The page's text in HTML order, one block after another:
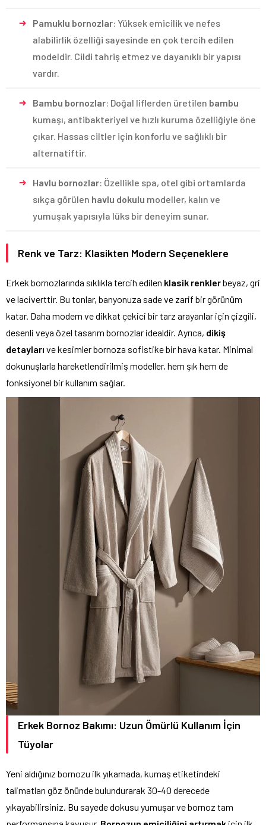
Pamuklu bornozlar: Yüksek emicilik ve nefes
alabilirlik özelliği sayesinde en çok tercih edilen
modeldir. Cildi tahriş etmez ve dayanıklı bir yapısı
vardır.
Bambu bornozlar: Doğal liflerden üretilen bambu
kumaşı, antibakteriyel ve hızlı kuruma özelliğiyle öne
çıkar. Hassas ciltler için konforlu ve sağlıklı bir
alternatiftir.
Havlu bornozlar: Özellikle spa, otel gibi ortamlarda
sıkça görülen havlu dokulu modeller, kalın ve
yumuşak yapısıyla lüks bir deneyim sunar.
Renk ve Tarz: Klasikten Modern Seçeneklere
Erkek bornozlarında sıklıkla tercih edilen klasik renklerbeyaz, gri
ve laciverttir. Bu tonlar, banyonuza sade ve zarif bir görünüm
katar. Daha modern ve dikkat çekici bir tarz arayanlar için çizgili,
desenli veya özel tasarım bornozlar idealdir. Ayrıca, dikiş
detayları ve kesimler bornoza sofistike bir hava katar. Minimal
dokunuşlarla hareketlendirilmiş modeller, hem şık hem de
fonksiyonel bir kullanım sağlar.
Erkek Bornoz Bakımı: Uzun Ömürlü Kullanım İçin
Tüyolar
Yeni aldığınız bornozu ilk yıkamada, kumaş etiketindeki
talimatları göz önünde bulundurarak 30-40 derecede
yıkayabilirsiniz. Bu sayede dokusu yumuşar ve bornoz tam